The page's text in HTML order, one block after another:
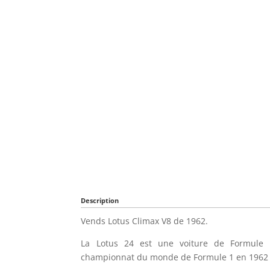
Description
Vends Lotus Climax V8 de 1962.
La Lotus 24 est une voiture de Formule
championnat du monde de Formule 1 en 1962